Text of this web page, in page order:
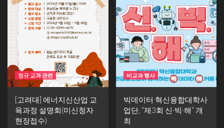
정규 교과 관련
[고려대] 에너지신산업 교
육과정 설명회(미신청자
현장접수)
비교과 행사
빅데이터 혁신융합대학사
업단, “제3회 신·빅·해” 개
최